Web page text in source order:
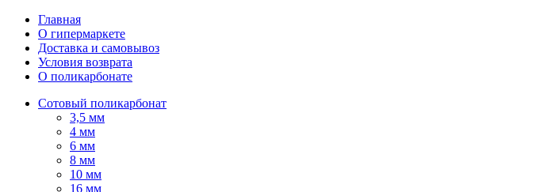
Главная
О гипермаркете
Доставка и самовывоз
Условия возврата
О поликарбонате
Сотовый поликарбонат
3,5 мм
4 мм
6 мм
8 мм
10 мм
16 мм